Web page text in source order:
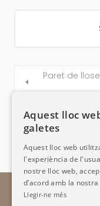
Paret de
Camí
Aquest lloc
galetes
Aquest lloc web
l'experiència de
nostre lloc web,
d’acord amb la
Llegir-ne més